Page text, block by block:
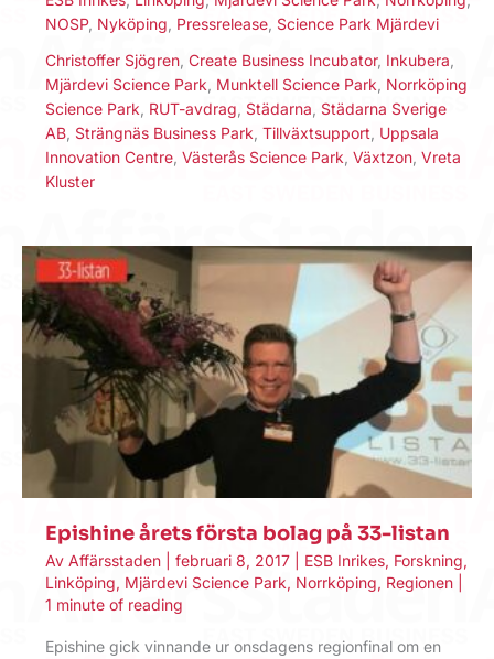
NOSP, Nyköping Pressrelease Science Park Mjärdevi
Christoffer Sjögren Create Business Incubator, Inkubera
Mjärdevi Science Park Munktell Science Park Norrköping
Science Park RUT-avdrag Städarna Städarna Sverige
AB Strängnäs Business Park Tillväxtsupport Uppsala
Innovation Centre Västerås Science Park Växtzon Vreta
Kluster
Epishine årets första bolag på 33-listan
Av Affärsstaden februari 8, 2017 ESB Inrikes, Forskning,
Linköping, Mjärdevi Science Park, Norrköping, Regionen
1 minute of reading
Epishine gick vinnande ur onsdagens regionfinal om en